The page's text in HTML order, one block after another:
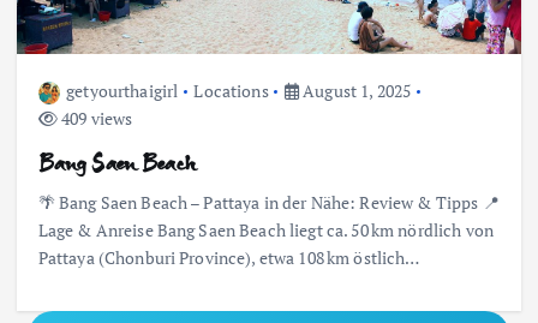
getyourthaigirl Locations
August 1, 2025
409 views
Bang Saen Beach
🌴 Bang Saen Beach – Pattaya in der Nähe: Review & Tipps 📍
Lage & Anreise Bang Saen Beach liegt ca. 50 km nördlich von
Pattaya (Chonburi Province), etwa 108 km östlich…